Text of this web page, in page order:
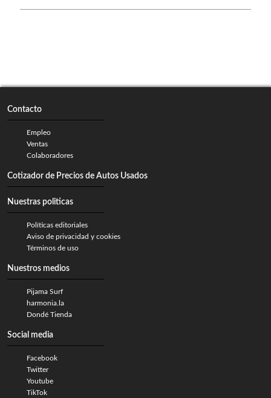
Contacto
Empleo
Ventas
Colaboradores
Cotizador de Precios de Autos Usados
Nuestras politicas
Políticas editoriales
Aviso de privacidad y cookies
Términos de uso
Nuestros medios
Pijama Surf
harmonia.la
Dondé Tienda
Social media
Facebook
Twitter
Youtube
TikTok